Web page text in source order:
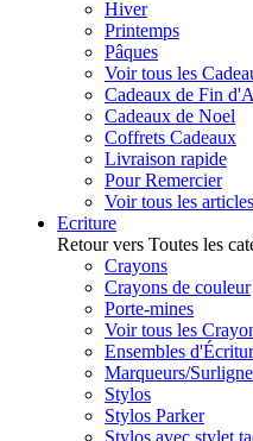
Hiver
Printemps
Pâques
Voir tous les
Cadeaux de Fin
Cadeaux de Noel
Coffrets Cadeaux
Livraison rapide
Pour Remercier
Voir tous les articles
Ecriture
Retour vers Toutes les
Crayons
Crayons de couleur
Porte-mines
Voir tous les
Ensembles
Marqueurs/
Stylos
Stylos Parker
Stylos avec stylet